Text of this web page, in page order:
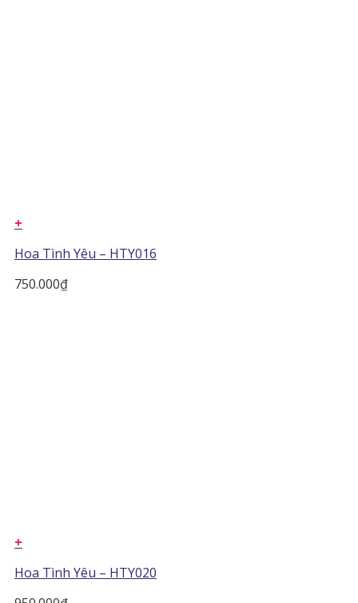
+
Hoa Tình Yêu – HTY016
750.000₫
+
Hoa Tình Yêu – HTY020